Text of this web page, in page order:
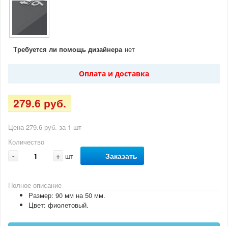
Требуется ли помощь дизайнера нет
Оплата и доставка
279.6 руб.
Цена 279.6 руб. за 1 шт
Количество
- + шт Заказать
Полное описание
Размер: 90 мм на 50 мм.
Цвет: фиолетовый.